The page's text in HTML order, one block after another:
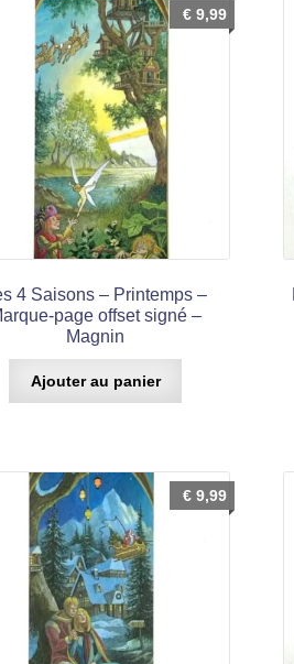
4 Saisons – Printemps –
page offset signé –
Magnin
€9,99
Ajouter au panier
€9,99